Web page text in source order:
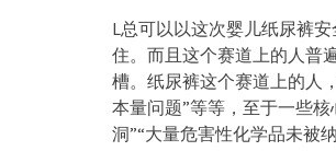
L总可以以这次婴儿纸尿裤
住。而且这个赛道上的人普
槽。纸尿裤这个赛道上的人
本量问题”等等，至于一些
洞”“大量危害性化学品未被